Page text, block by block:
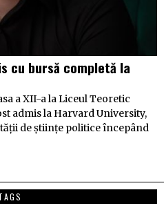
cu bursă completă la
a XII-a la Liceul Teoretic
admis la Harvard University,
de științe politice începând